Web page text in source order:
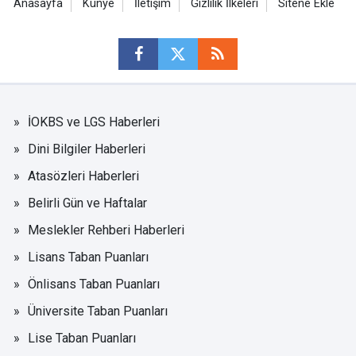
Anasayfa Künye İletişim Gizlilik İlkeleri Sitene Ekle
İOKBS ve LGS Haberleri
Dini Bilgiler Haberleri
Atasözleri Haberleri
Belirli Gün ve Haftalar
Meslekler Rehberi Haberleri
Lisans Taban Puanları
Önlisans Taban Puanları
Üniversite Taban Puanları
Lise Taban Puanları